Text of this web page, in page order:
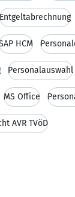
Entgeltabrechnung
HCM
Personalauswahl
MS Office
AVR TVöD